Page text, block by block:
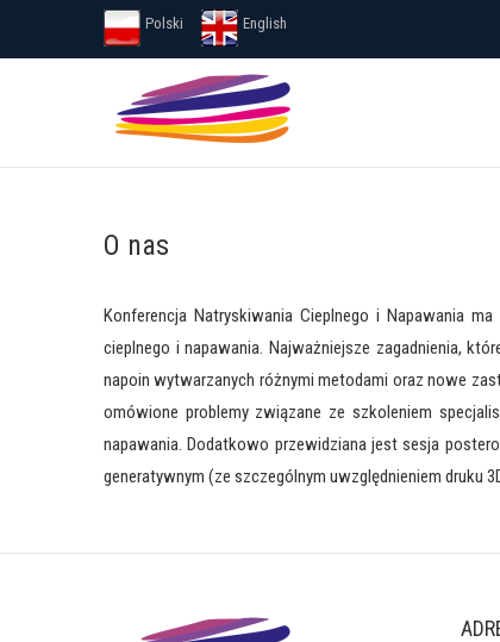
Polski English
INTERNATIONAL THERMAL SPRAYING AND
O nas
Konferencja Natryskiwania Cieplnego i Napawania
cieplnego i napawania. Najważniejsze zagadnienia,
napoin wytwarzanych różnymi metodami oraz nowe
omówione problemy związane ze szkoleniem
napawania. Dodatkowo przewidziana jest sesja
generatywnym (ze szczególnym uwzględnieniem druku